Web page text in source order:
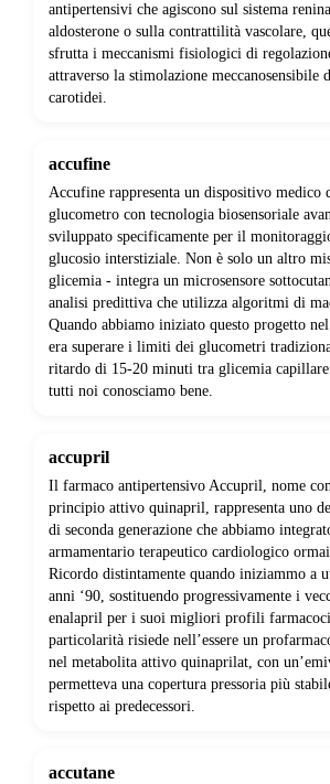
antipertensivi che agiscono sul sistema
aldosterone o sulla contrattilità vascolare,
sfrutta i meccanismi fisiologici di
attraverso la stimolazione meccanosensibile
carotidei.
accufine
Accufine rappresenta un dispositivo medico
glucometro con tecnologia biosensoriale
sviluppato specificamente per il
glucosio interstiziale. Non è solo un altro
glicemia - integra un microsensore
analisi predittiva che utilizza algoritmi di
Quando abbiamo iniziato questo progetto
era superare i limiti dei glucometri
ritardo di 15-20 minuti tra glicemia
tutti noi conosciamo bene.
accupril
Il farmaco antipertensivo Accupril, nome
principio attivo quinapril, rappresenta uno
di seconda generazione che abbiamo
armamentario terapeutico cardiologico
Ricordo distintamente quando iniziammo a
anni ‘90, sostituendo progressivamente i
enalapril per i suoi migliori profili
particolarità risiede nell’essere un
nel metabolita attivo quinaprilat, con
permetteva una copertura pressoria più
rispetto ai predecessori.
accutane